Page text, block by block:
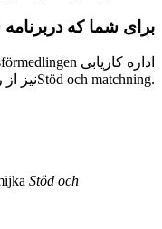
برای شما که
اداره کاریابی
Stöd och matchningنیز از راه دور اداره میشود. معلم یا رهنمای شما با شما عنقریب تماس گرفته و معلومات مزیر به شما ارایه خواهد کرد.
Stöd och